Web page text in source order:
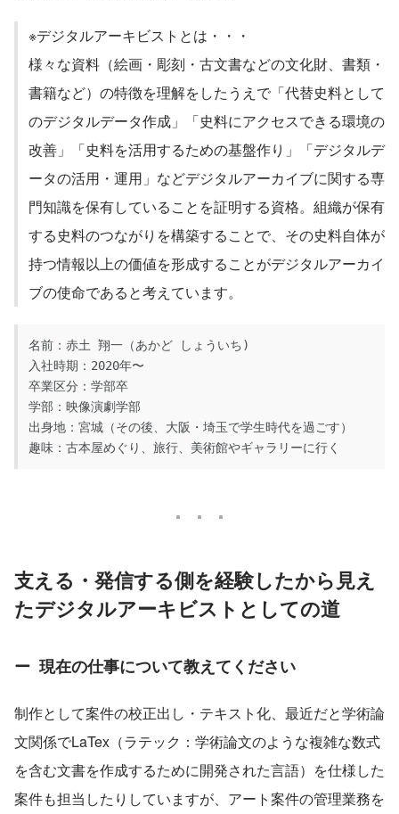
※デジタルアーキビストとは・・・
様々な資料（絵画・彫刻・古文書などの文化財、書類・
書籍など）の特徴を理解をしたうえで「代替史料として
のデジタルデータ作成」「史料にアクセスできる環境の
改善」「史料を活用するための基盤作り」「デジタルデ
ータの活用・運用」などデジタルアーカイブに関する専
門知識を保有していることを証明する資格。組織が保有
する史料のつながりを構築することで、その史料自体が
持つ情報以上の価値を形成することがデジタルアーカイ
ブの使命であると考えています。
名前：赤土 翔一（あかど しょういち)
入社時期：2020年〜
卒業区分：学部卒
学部：映像演劇学部
出身地：宮城（その後、大阪・埼玉で学生時代を過ごす）
趣味：古本屋めぐり、旅行、美術館やギャラリーに行く
支える・発信する側を経験したから見え
たデジタルアーキビストとしての道
ー  現在の仕事について教えてください
制作として案件の校正出し・テキスト化、最近だと学術論
文関係でLaTex（ラテック：学術論文のような複雑な数式
を含む文書を作成するために開発された言語）を仕様した
案件も担当したりしていますが、アート案件の管理業務を